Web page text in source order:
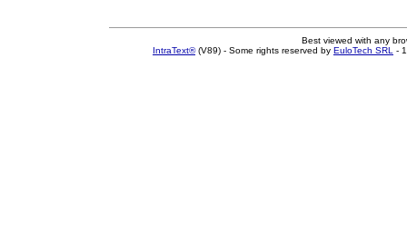
Best viewed with any
IntraText®(V89) - Some rights reserved by EuloTech SRL -